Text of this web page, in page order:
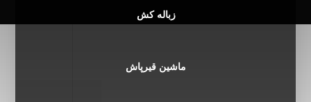
زباله کش
ماشین قیرپاش